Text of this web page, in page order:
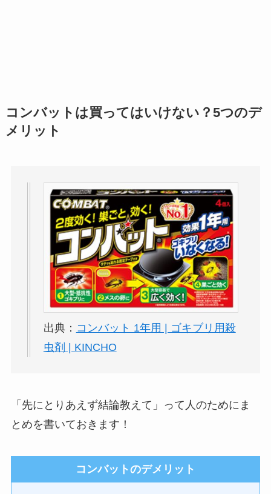
コンバットは買ってはいけない？5つのデ
メリット
出典： コンバット 1年用 | ゴキブリ用殺
虫剤 | KINCHO
「先にとりあえず結論教えて」って人のためにま
とめを書いておきます！
コンバットのデメリット